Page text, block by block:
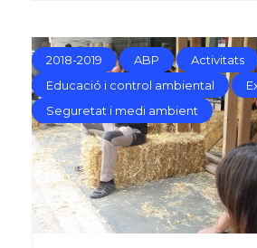
2018-2019 ABP
Activitats
Educació i control ambiental
Seguretat i medi ambient